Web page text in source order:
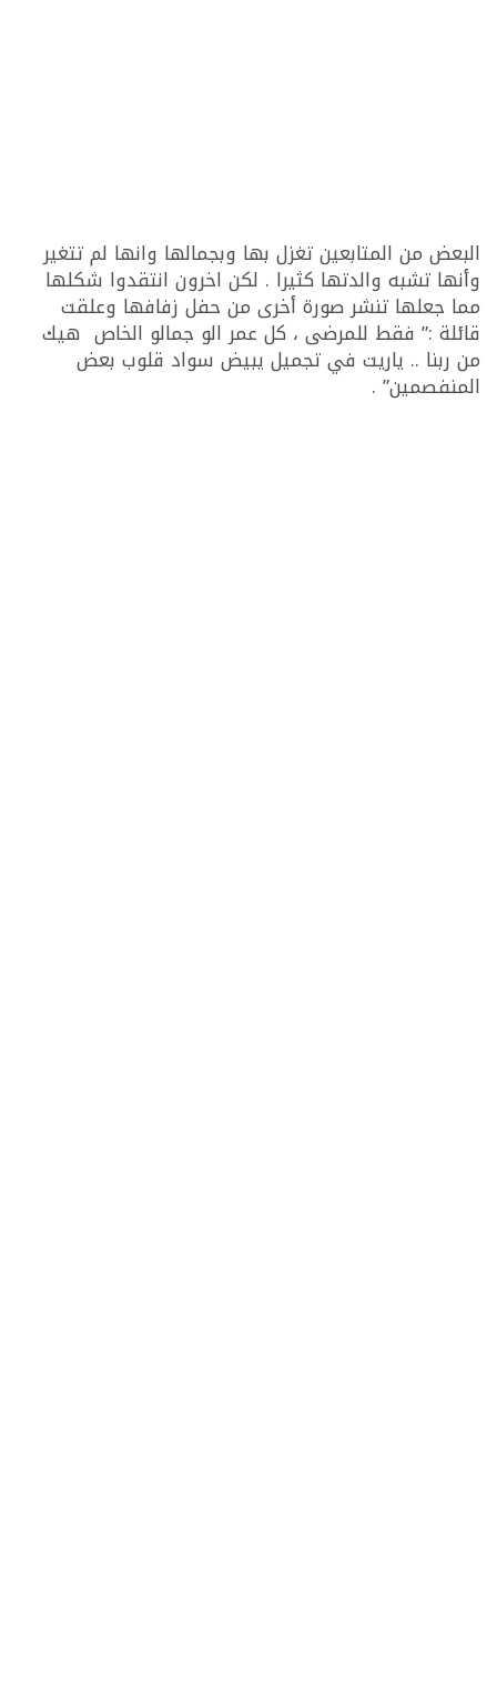
البعض من المتابعين تغزل بها وبجمالها وانها لم تتغير
وأنها تشبه والدتها كثيرا . لكن اخرون انتقدوا شكلها
مما جعلها تنشر صورة أخرى من حفل زفافها وعلقت
قائلة :” فقط للمرضى ، كل عمر الو جمالو الخاص هيك
من ربنا .. ياريت في تجميل يبيض سواد قلوب بعض
المنفصمين” .